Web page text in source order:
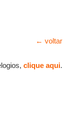
← voltar
clique aqui.